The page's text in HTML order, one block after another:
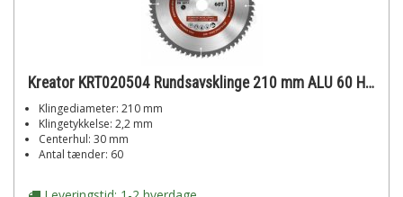
Kreator KRT020504 Rundsavsklinge 210 mm ALU 60 HM tænder
Klingediameter: 210 mm
Klingetykkelse: 2,2 mm
Centerhul: 30 mm
Antal tænder: 60